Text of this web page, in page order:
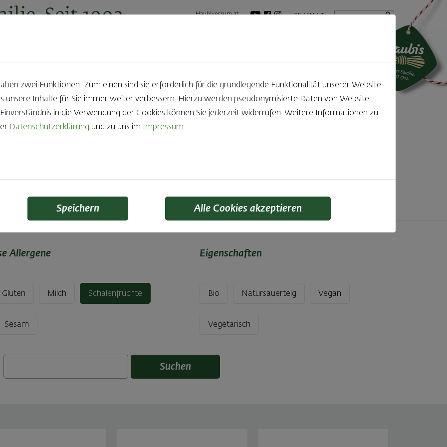
Seit 1902. Haubiversum.at DE EN IT Suchbegriff
aus der Backstube entdecken
Allergene
Gluten Milch Schalenfrüchte
Sesam
Eigenschaften
Bio Natursauerteig Vegan
Vegetarisch
Suchen
zwei Funktionen: Zum einen sind sie erforderlich für die grundlegende Funktionalität unserer Website.
unsere Inhalte für Sie immer weiter verbessern. Hierzu werden pseudonymisierte Daten von Website-
in die Verwendung der Cookies können Sie jederzeit widerrufen. Weitere Informationen zu
Datenschutzerklärung und zu uns im Impressum.
Speichern Alle Cookies akzeptieren